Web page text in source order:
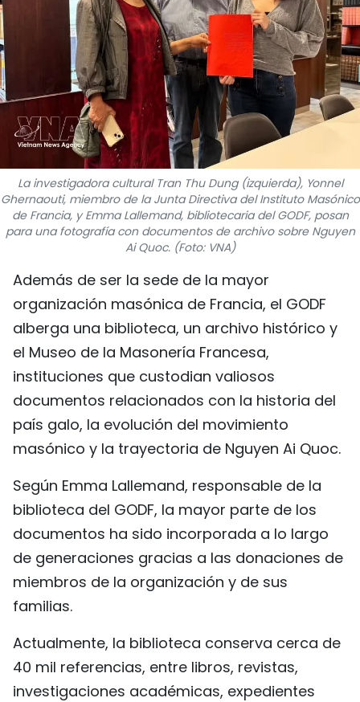
FOTOGRAFÍA
¿QUIÉNES SOMOS?
TIẾNG VIỆT
ENGLISH
中文
FRANÇAIS
РУССКИЙ
La investigadora cultural Tran Thu Dung (izquierda), Yonnel
Ghernaouti, miembro de la Junta Directiva del Instituto Masónico
de Francia, y Emma Lallemand, bibliotecaria del GODF, posan
para una fotografía con documentos de archivo sobre Nguyen
Ai Quoc. (Foto: VNA)
Además de ser la sede de la mayor
organización masónica de Francia, el GODF
alberga una biblioteca, un archivo histórico y
el Museo de la Masonería Francesa,
instituciones que custodian valiosos
documentos relacionados con la historia del
país galo, la evolución del movimiento
masónico y la trayectoria de Nguyen Ai Quoc.
Según Emma Lallemand, responsable de la
biblioteca del GODF, la mayor parte de los
documentos ha sido incorporada a lo largo
de generaciones gracias a las donaciones de
miembros de la organización y de sus
familias.
Actualmente, la biblioteca conserva cerca de
40 mil referencias, entre libros, revistas,
investigaciones académicas, expedientes